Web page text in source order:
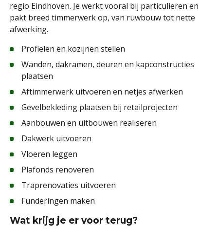
regio Eindhoven. Je werkt vooral bij particulieren en
pakt breed timmerwerk op, van ruwbouw tot nette
afwerking.
Profielen en kozijnen stellen
Wanden, dakramen, deuren en kapconstructies
plaatsen
Aftimmerwerk uitvoeren en netjes afwerken
Gevelbekleding plaatsen bij retailprojecten
Aanbouwen en uitbouwen realiseren
Dakwerk uitvoeren
Vloeren leggen
Plafonds renoveren
Traprenovaties uitvoeren
Funderingen maken
Wat krijg je er voor terug?